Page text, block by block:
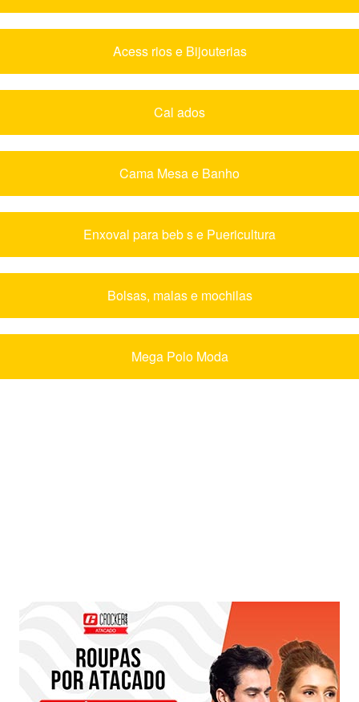
Acess rios e Bijouterias
Cal ados
Cama Mesa e Banho
Enxoval para beb s e Puericultura
Bolsas, malas e mochilas
Mega Polo Moda